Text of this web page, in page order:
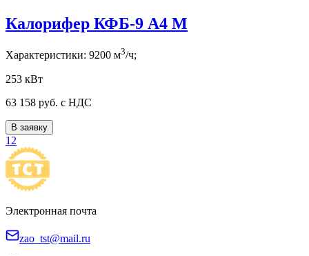
Калорифер КФБ-9 А4 М
Характеристики: 9200 м3/ч;
253 кВт
63 158 руб. с НДС
В заявку
1 2
Электронная почта
zao_tst@mail.ru